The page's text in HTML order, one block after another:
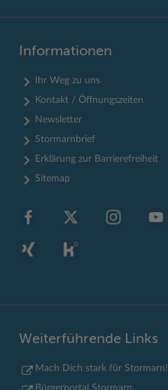
Informationen
Ihr Weg zu uns
Kontakt / Öffnungszeiten
Newsletter
Stormarnbrief
Erklärung zur Barrierefreiheit
Sitemap
Weiterführende Links
Mach Dich stark für Stormarn!
Bürgerportal Stormarn